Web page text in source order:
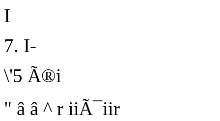
I
7. I-
\'5 Ã®i
" â â ^ r iiÃ¯iir